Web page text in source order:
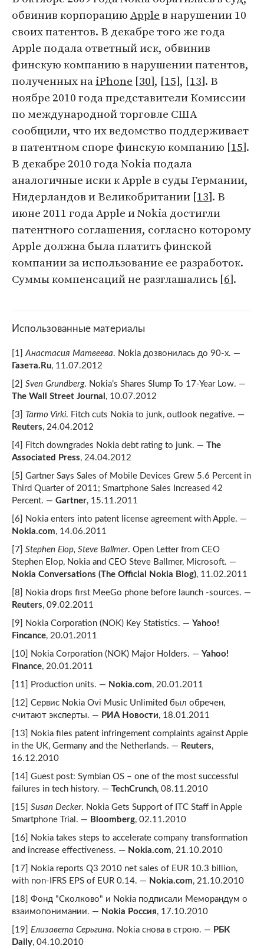
обвинив корпорациюAppleв нарушении 10
своих патентов. В декабре того же года
Apple подала ответный иск, обвинив
финскую компанию в нарушении патентов,
полученных наiPhone [30], [15], [13]. В
ноябре 2010 года представители Комиссии
по международной торговле США
сообщили, что их ведомство поддерживает
в патентном споре финскую компанию [15].
В декабре 2010 года Nokia подала
аналогичные иски к Apple в суды Германии,
Нидерландов и Великобритании [13]. В
июне 2011 года Apple и Nokia достигли
патентного соглашения, согласно которому
Apple должна была платить финской
компании за использование ее разработок.
Суммы компенсаций не разглашались [6].
Использованные материалы
[1]Анастасия Матвеева. Nokia дозвонилась до 90-х. —
Газета.Ru, 11.07.2012
[2] Sven Grundberg. Nokia’s Shares Slump To 17-Year Low. —
The Wall Street Journal , 10.07.2012
[3] Tarmo Virki. Fitch cuts Nokia to junk, outlook negative. —
Reuters, 24.04.2012
[4] Fitch downgrades Nokia debt rating to junk. — The
Associated Press, 24.04.2012
[5] Gartner Says Sales of Mobile Devices Grew 5.6 Percent in
Third Quarter of 2011; Smartphone Sales Increased 42
Percent. — Gartner, 15.11.2011
[6] Nokia enters into patent license agreement with Apple. —
Nokia.com, 14.06.2011
[7] Stephen Elop, Steve Ballmer. Open Letter from CEO
Stephen Elop, Nokia and CEO Steve Ballmer, Microsoft. —
Nokia Conversations (The Official Nokia Blog), 11.02.2011
[8] Nokia drops first MeeGo phone before launch -sources. —
Reuters, 09.02.2011
[9] Nokia Corporation (NOK) Key Statistics. — Yahoo!
Fincance, 20.01.2011
[10] Nokia Corporation (NOK) Major Holders. — Yahoo!
Finance, 20.01.2011
[11] Production units. — Nokia.com, 20.01.2011
[12] Сервис Nokia Ovi Music Unlimited был обречен,
считают эксперты. — РИА Новости, 18.01.2011
[13] Nokia files patent infringement complaints against Apple
in the UK, Germany and the Netherlands. — Reuters,
16.12.2010
[14] Guest post: Symbian OS – one of the most successful
failures in tech history. — TechCrunch, 08.11.2010
[15] Susan Decker. Nokia Gets Support of ITC Staff in Apple
Smartphone Trial. — Bloomberg, 02.11.2010
[16] Nokia takes steps to accelerate company transformation
and increase effectiveness. — Nokia.com, 21.10.2010
[17] Nokia reports Q3 2010 net sales of EUR 10.3 billion,
with non-IFRS EPS of EUR 0.14. — Nokia.com, 21.10.2010
[18] Фонд "Сколково" и Nokia подписали Меморандум о
взаимопонимании. — Nokia Россия, 17.10.2010
[19] Елизавета Серьгина. Nokia снова в строю. — РБК
Daily, 04.10.2010